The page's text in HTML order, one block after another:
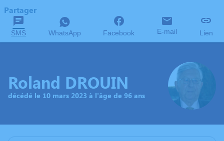
Partager
SMS WhatsApp Facebook E-mail Lien
Roland DROUIN
décédé le 10 mars 2023 à l'âge de 96 ans